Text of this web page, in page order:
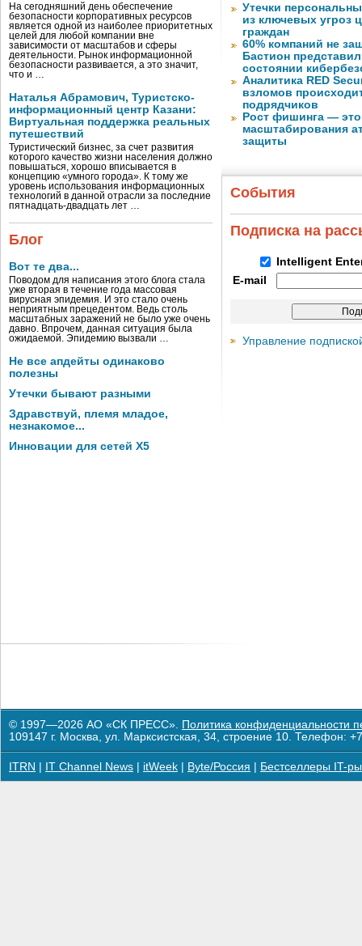
На сегодняшний день обеспечение
безопасности корпоративных ресурсов
является одной из наиболее приоритетных
целей для любой компании вне
зависимости от масштабов и сферы
деятельности. Рынок информационной
безопасности развивается, а это значит,
что и …
Наталья Абрамович, Туристско-
информационный центр Казани:
Виртуальная поддержка реальных
путешествий
Туристический бизнес, за счет развития
которого качество жизни населения должно
повышаться, хорошо вписывается в
концепцию «умного города». К тому же
уровень использования информационных
технологий в данной отрасли за последние
пятнадцать-двадцать лет …
Блог
Вот те два...
Поводом для написания этого блога стала
уже вторая в течение года массовая
вирусная эпидемия. И это стало очень
неприятным прецедентом. Ведь столь
масштабных заражений не было уже очень
давно. Впрочем, данная ситуация была
ожидаемой. Эпидемию вызвали …
Не все апдейты одинаково
полезны
Утечки бывают разными
Здравствуй, племя младое,
незнакомое...
Инновации для сетей X5
Утечки
из ключевых угроз
граждан
60% компаний не
Бастион
состоянии
Аналитика RED
взломов
подрядчиков
Рост фишинга —
масштабирования
защиты
События
Подписка на
Intelligent
E-mail
Управление
© 1997—2026 АО «СК ПРЕСС». Политика конфиденциальности
109147 г. Москва, ул. Марксистская, 34, строение 10. Телефон:
ITRN IT Channel News itWeek Byte/Россия Бестселлеры IT-